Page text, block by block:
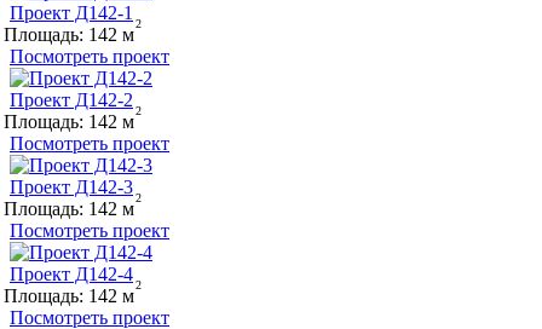
Проект Д142-1
Площадь: 142
Посмотреть проект
Проект Д142-2
Площадь: 142
Посмотреть проект
Проект Д142-3
Площадь: 142
Посмотреть проект
Проект Д142-4
Площадь: 142
Посмотреть проект